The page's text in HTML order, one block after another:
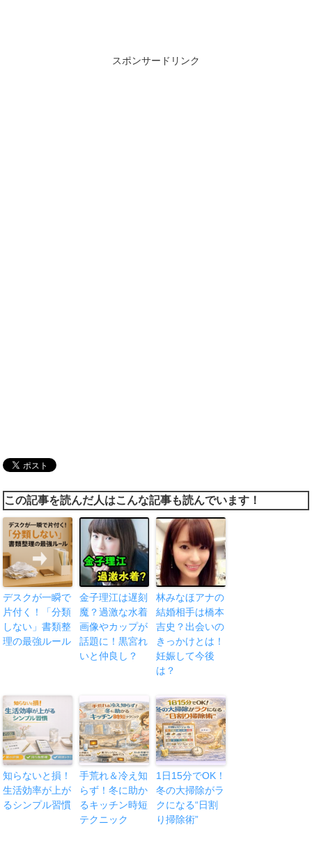
スポンサードリンク
この記事を読んだ人はこんな記事も読んでいます！
デスクが一瞬で
片付く！「分類
しない」書類整
理の最強ルール
金子理江は遅刻
魔？過激な水着
画像やカップが
話題に！黒宮れ
いと仲良し？
林みなほアナの
結婚相手は橋本
吉史？出会いの
きっかけとは！
妊娠して今後
は？
知らないと損！
生活効率が上が
るシンプル習慣
手荒れ＆冷え知
らず！冬に助か
るキッチン時短
テクニック
1日15分でOK！
冬の大掃除がラ
クになる“日割
り掃除術”